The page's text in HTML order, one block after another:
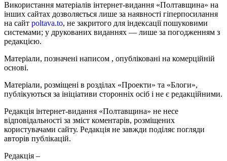
Використання матеріалів інтернет-видання «Полтавщина» на
інших сайтах дозволяється лише за наявності гіперпосилання
на сайт poltava.to, не закритого для індексації пошуковими
системами; у друкованих виданнях — лише за погодженням з
редакцією.
Матеріали, позначені написом , опубліковані на комерційній
основі.
Матеріали, розміщені в розділах «Проекти» та «Блоги»,
публікуються за ініціативи сторонніх осіб і не є редакційними.
Редакція інтернет-видання «Полтавщина» не несе
відповідальності за зміст коментарів, розміщених
користувачами сайту. Редакція не завжди поділяє погляди
авторів публікацій.
Редакція –